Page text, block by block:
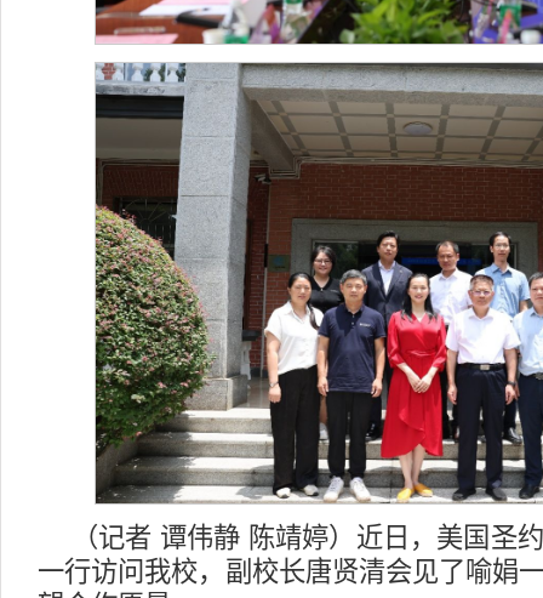
（记者 谭伟静 陈靖婷）近日，美国圣
一行访问我校，副校长唐贤清会见了喻娟